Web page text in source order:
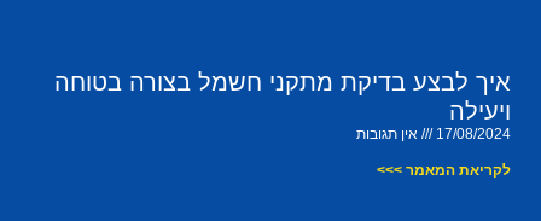
איך לבצע בדיקת מתקני חשמל בצורה בטוחה
ויעילה
17/08/2024 אין תגובות
לקריאת המאמר >>>